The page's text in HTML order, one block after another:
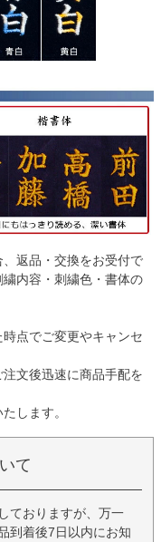
返品・交換をお受付で
内容・刺繍色・書体の
点でご変更やキャンセ
文後迅速に商品手配を
します。
て
ておりますが、万一
到着後7日以内にお知